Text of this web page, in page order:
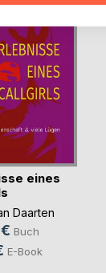
eines
Daarten
Buch
E-Book